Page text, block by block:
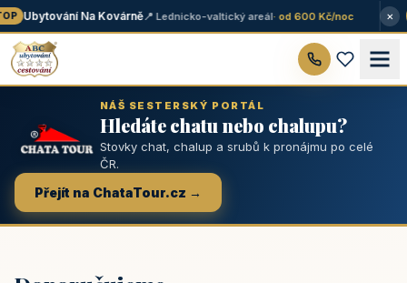
Ubytování Na Kovárně📍 Lednicko-valtický areál· od 600 Kč/noc ×
NÁŠ SESTERSKÝ PORTÁL
Hledáte chatu nebo chalupu?
Stovky chat, chalup a srubů k pronájmu po celé
ČR.
Přejít na ChataTour.cz →